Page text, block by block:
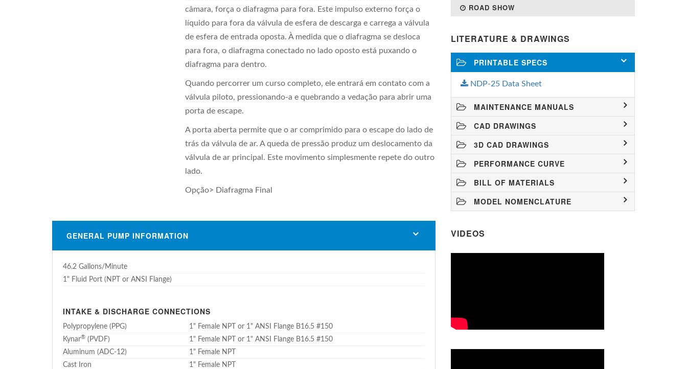
câmara, força o diafragma para fora. Este impulso externo força o
líquido para fora da válvula de esfera de descarga e carrega a válvula
de esfera de entrada oposta. À medida que o diafragma se desloca
para fora, o diafragma conectado no lado oposto está puxando o
diafragma para dentro.
Quando percorrer um curso completo, ele entrará em contato com a
válvula piloto, pressionando-a e quebrando a vedação para abrir uma
porta de escape.
A porta aberta permite que o ar comprimido para o escape do lado de
trás da válvula de ar. A queda de pressão produz um deslocamento da
válvula de ar principal. Este movimento simplesmente repete do outro
lado.
Opção> Diafragma Final
GENERAL PUMP INFORMATION
46.2 Gallons/Minute
1" Fluid Port (NPT or ANSI Flange)
INTAKE & DISCHARGE CONNECTIONS
Polypropylene (PPG)
1" Female NPT or 1" ANSI Flange B16.5 #150
Kynar® (PVDF)
1" Female NPT or 1" ANSI Flange B16.5 #150
Aluminum (ADC-12)
1" Female NPT
Cast Iron
1" Female NPT
ROAD SHOW
LITERATURE & DRAWINGS
PRINTABLE SPECS
NDP-25 Data Sheet
MAINTENANCE MANUALS
CAD DRAWINGS
3D CAD DRAWINGS
PERFORMANCE CURVE
BILL OF MATERIALS
MODEL NOMENCLATURE
VIDEOS